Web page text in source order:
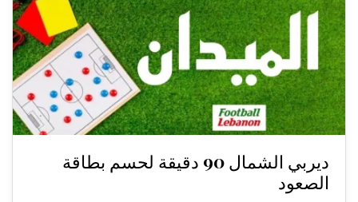
ديربي الشمال 90 دقيقة لحسم بطاقة
الصعود